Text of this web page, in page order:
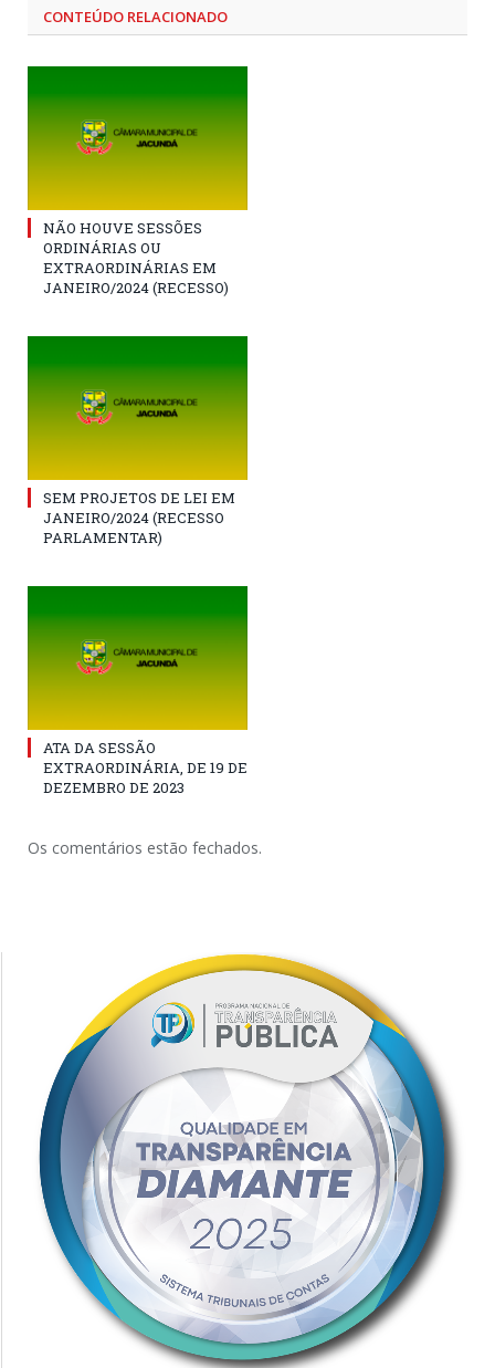
CONTEÚDO RELACIONADO
NÃO HOUVE SESSÕES
ORDINÁRIAS OU
EXTRAORDINÁRIAS EM
JANEIRO/2024 (RECESSO)
SEM PROJETOS DE LEI EM
JANEIRO/2024 (RECESSO
PARLAMENTAR)
ATA DA SESSÃO
EXTRAORDINÁRIA, DE 19 DE
DEZEMBRO DE 2023
Os comentários estão fechados.